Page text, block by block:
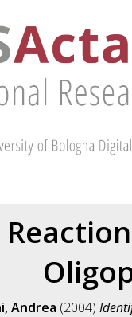
Andrea (2004)